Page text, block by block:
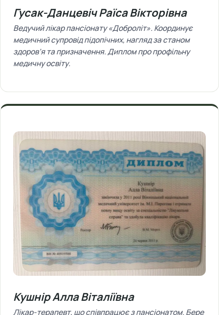
Гусак-Данцевіч Раїса Вікторівна
Ведучий лікар пансіонату «Доброліт». Координує
медичний супровід підопічних, нагляд за станом
здоров’я та призначення. Диплом про профільну
медичну освіту.
Кушнір Алла Віталіївна
Лікар-терапевт, що співпрацює з пансіонатом. Бере